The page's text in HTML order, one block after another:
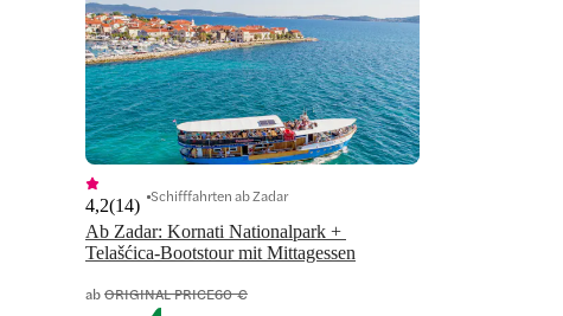
Ab Zadar: Kornati Nationalpark +
Telašćica-Bootstour mit Mittagessen
4,2(14) Schifffahrten ab Zadar
abORIGINAL PRICE60 €